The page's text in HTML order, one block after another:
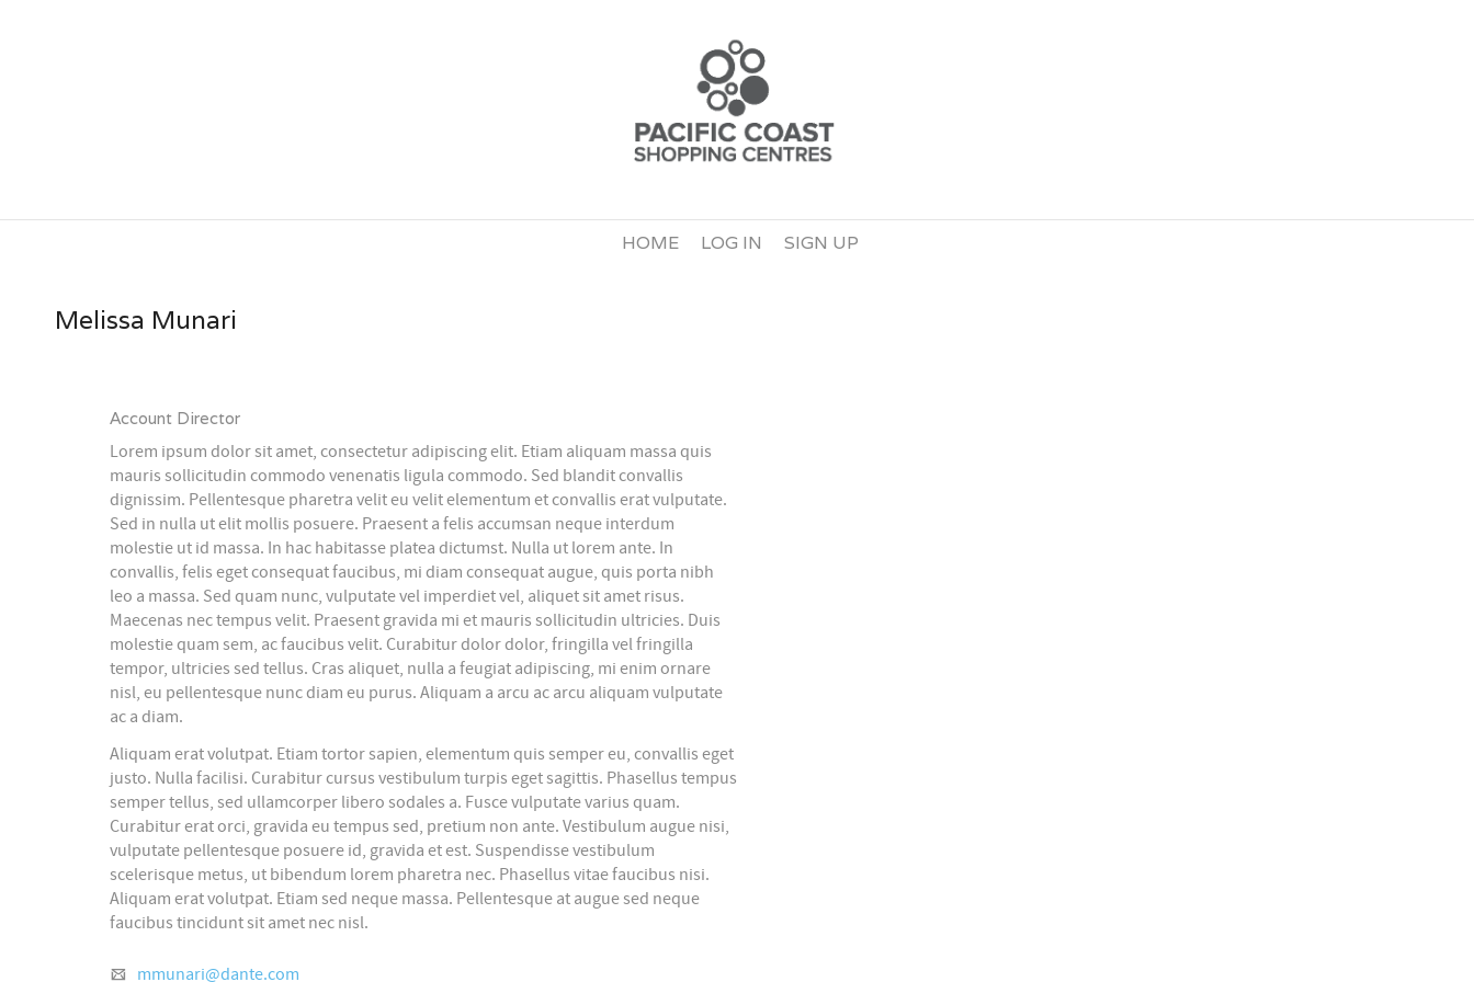
HOME LOG IN SIGN UP
Melissa Munari
Account Director
Lorem ipsum dolor sit amet, consectetur adipiscing elit. Etiam aliquam massa quis
mauris sollicitudin commodo venenatis ligula commodo. Sed blandit convallis
dignissim. Pellentesque pharetra velit eu velit elementum et convallis erat vulputate.
Sed in nulla ut elit mollis posuere. Praesent a felis accumsan neque interdum
molestie ut id massa. In hac habitasse platea dictumst. Nulla ut lorem ante. In
convallis, felis eget consequat faucibus, mi diam consequat augue, quis porta nibh
leo a massa. Sed quam nunc, vulputate vel imperdiet vel, aliquet sit amet risus.
Maecenas nec tempus velit. Praesent gravida mi et mauris sollicitudin ultricies. Duis
molestie quam sem, ac faucibus velit. Curabitur dolor dolor, fringilla vel fringilla
tempor, ultricies sed tellus. Cras aliquet, nulla a feugiat adipiscing, mi enim ornare
nisl, eu pellentesque nunc diam eu purus. Aliquam a arcu ac arcu aliquam vulputate
ac a diam.
Aliquam erat volutpat. Etiam tortor sapien, elementum quis semper eu, convallis eget
justo. Nulla facilisi. Curabitur cursus vestibulum turpis eget sagittis. Phasellus tempus
semper tellus, sed ullamcorper libero sodales a. Fusce vulputate varius quam.
Curabitur erat orci, gravida eu tempus sed, pretium non ante. Vestibulum augue nisi,
vulputate pellentesque posuere id, gravida et est. Suspendisse vestibulum
scelerisque metus, ut bibendum lorem pharetra nec. Phasellus vitae faucibus nisi.
Aliquam erat volutpat. Etiam sed neque massa. Pellentesque at augue sed neque
faucibus tincidunt sit amet nec nisl.
mmunari@dante.com